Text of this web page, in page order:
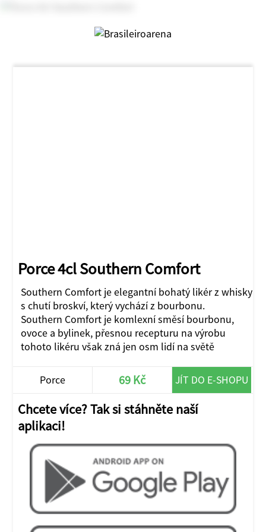
Porce 4cl Southern Comfort
Southern Comfort je elegantní bohatý likér z whisky
s chutí broskví, který vychází z bourbonu.
Southern Comfort je komlexní směsí bourbonu,
ovoce a bylinek, přesnou recepturu na výrobu
tohoto likéru však zná jen osm lidí na světě
Porce 69 Kč JÍT DO E-SHOPU
Chcete více? Tak si stáhněte naší
aplikaci!